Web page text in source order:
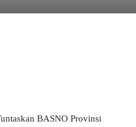
BASNO Provinsi